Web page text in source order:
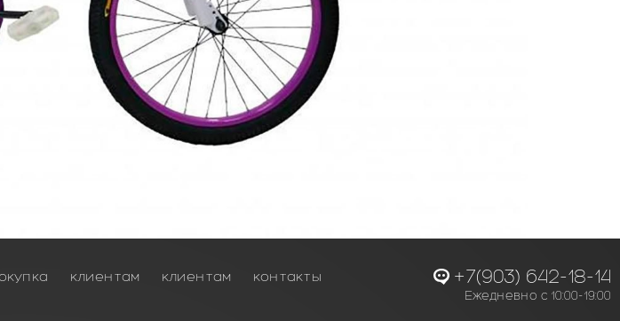
клиентам клиентам контакты +7(903) 642-18-14
Ежедневно с 10:00-19:00